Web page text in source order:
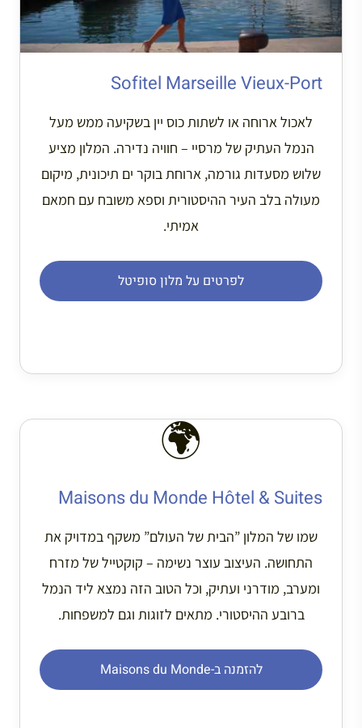
Sofitel Marseille Vieux-Port
לאכול ארוחה או לשתות כוס יין בשקיעה ממש מעל
הנמל העתיק של מרסיי – חוויה נדירה. המלון מציע
שלוש מסעדות גורמה, ארוחת בוקר ים תיכונית, מיקום
מעולה בלב העיר ההיסטורית וספא משובח עם חמאם
אמיתי.
לפרטים על מלון סופיטל
🌍
Maisons du Monde Hôtel & Suites
שמו של המלון ”הבית של העולם” משקף במדויק את
התחושה. העיצוב עוצר נשימה – קוקטייל של מזרח
ומערב, מודרני ועתיק, וכל הטוב הזה נמצא ליד הנמל
ברובע ההיסטורי. מתאים לזוגות וגם למשפחות.
להזמנה ב-Maisons du Monde